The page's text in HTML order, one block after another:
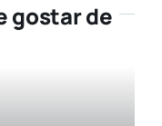
gostar de